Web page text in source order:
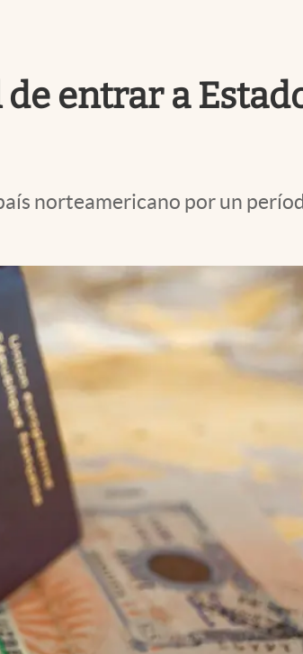
entrar a
norteamericano por un